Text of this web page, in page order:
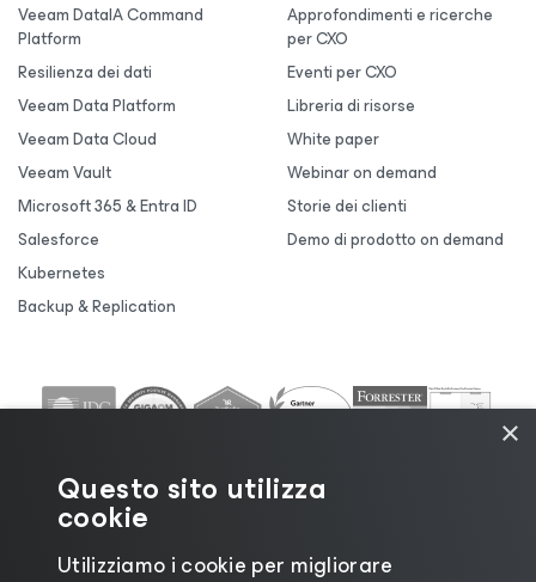
Veeam DataIA Command
Platform
Resilienza dei dati
Veeam Data Platform
Veeam Data Cloud
Veeam Vault
Microsoft 365 & Entra ID
Salesforce
Kubernetes
Backup & Replication
Approfondimenti e ricerche
per CXO
Eventi per CXO
Libreria di risorse
White paper
Webinar on demand
Storie dei clienti
Demo di prodotto on demand
×
Questo sito utilizza
cookie
Utilizziamo i cookie per migliorare